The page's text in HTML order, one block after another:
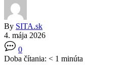
By SITA.sk
4. mája 2026
0
Doba čítania: < 1 minúta